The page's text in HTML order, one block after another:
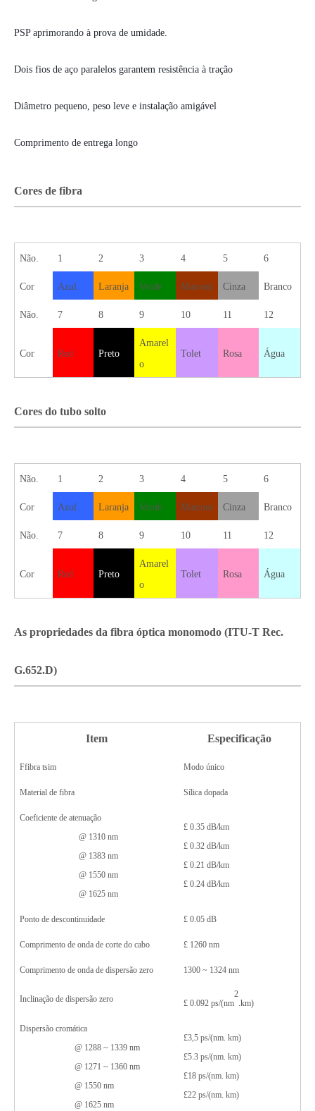
PSP aprimorando à prova de umidade.
Dois fios de aço paralelos garantem resistência à tração
Diâmetro pequeno, peso leve e instalação amigável
Comprimento de entrega longo
Cores de fibra
Não. 1 2 3 4 5 6
Cor Azul Laranja Verde Marrom Cinza Branco
Não. 7 8 9 10 11 12
Cor Red Preto
Amarel
o
Tolet Rosa Água
Cores do tubo solto
Não. 1 2 3 4 5 6
Cor Azul Laranja Verde Marrom Cinza Branco
Não. 7 8 9 10 11 12
Cor Red Preto
Amarel
o
Tolet Rosa Água
As propriedades da fibra óptica monomodo (ITU-T Rec.
G.652.D)
Item Especificação
Ffibra tsim Modo único
Material de fibra Sílica dopada
Coeficiente de atenuação
@ 1310 nm
@ 1383 nm
@ 1550 nm
@ 1625 nm
£ 0.35 dB/km
£ 0.32 dB/km
£ 0.21 dB/km
£ 0.24 dB/km
Ponto de descontinuidade £ 0.05 dB
Comprimento de onda de corte do cabo £ 1260 nm
Comprimento de onda de dispersão zero 1300 ~ 1324 nm
Inclinação de dispersão zero £ 0.092 ps/(nm
2
.km)
Dispersão cromática
@ 1288 ~ 1339 nm
@ 1271 ~ 1360 nm
@ 1550 nm
@ 1625 nm
£3,5 ps/(nm. km)
£5.3 ps/(nm. km)
£18 ps/(nm. km)
£22 ps/(nm. km)